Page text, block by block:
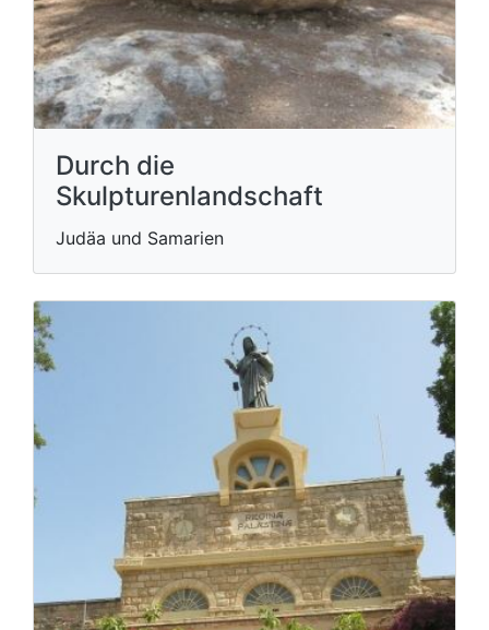
Durch die
Skulpturenlandschaft
Judäa und Samarien